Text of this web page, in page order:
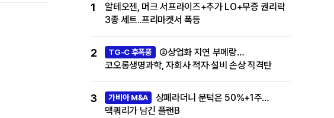
1
알테오젠, 머크 서프라이즈+추가 LO+무증 권리락
3종 세트..프리마켓서 폭등
2 TG-C 후폭풍
②상업화 지연 부메랑…
코오롱생명과학, 자회사 적자·설비 손상 직격탄
3 가비아 M&A
상폐라더니 문턱은 50%+1주…
맥쿼리가 남긴 플랜B